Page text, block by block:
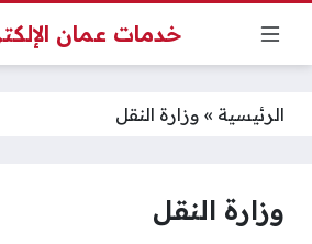
خدمات عمان
الرئيسية » وزارة النقل
وزارة النقل